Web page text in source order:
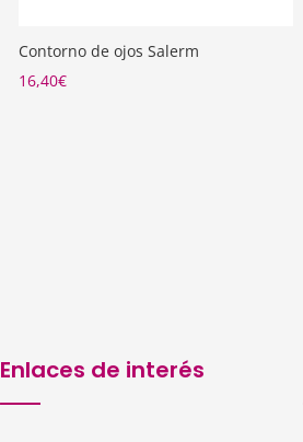
Contorno de ojos Salerm
16,40€
Enlaces de interés